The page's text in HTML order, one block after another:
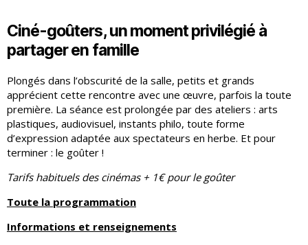
Ciné-goûters, un moment privilégié à
partager en famille
Plongés dans l’obscurité de la salle, petits et grands
apprécient cette rencontre avec une œuvre, parfois la toute
première. La séance est prolongée par des ateliers : arts
plastiques, audiovisuel, instants philo, toute forme
d’expression adaptée aux spectateurs en herbe. Et pour
terminer : le goûter !
Tarifs habituels des cinémas + 1€ pour le goûter
Toute la programmation
Informations et renseignements